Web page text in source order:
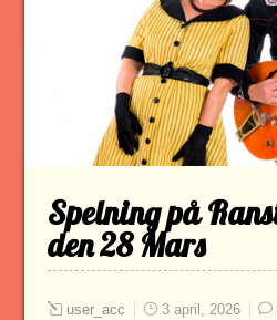
Spelning på
den 28 Mars
user_acc 3 april, 2026